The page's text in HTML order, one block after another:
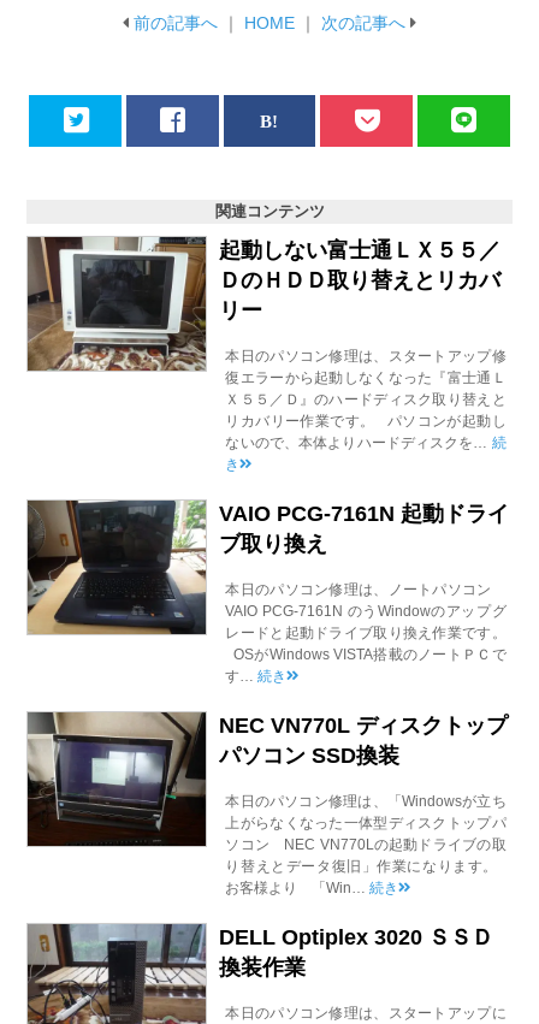
前の記事へ ｜ HOME ｜ 次の記事へ
関連コンテンツ
起動しない富士通ＬＸ５５／
ＤのＨＤＤ取り替えとリカバ
リー
本日のパソコン修理は、スタートアップ修
復エラーから起動しなくなった『富士通Ｌ
Ｘ５５／Ｄ』のハードディスク取り替えと
リカバリー作業です。 パソコンが起動し
ないので、本体よりハードディスクを… 続
き
VAIO PCG-7161N 起動ドライ
ブ取り換え
本日のパソコン修理は、ノートパソコン
VAIO PCG-7161N のうWindowのアップグ
レードと起動ドライブ取り換え作業です。
OSがWindows VISTA搭載のノートＰＣで
す…続き
NEC VN770L ディスクトップ
パソコン SSD換装
本日のパソコン修理は、「Windowsが立ち
上がらなくなった一体型ディスクトップパ
ソコン NEC VN770Lの起動ドライブの取
り替えとデータ復旧」作業になります。
お客様より 「Win…続き
DELL Optiplex 3020 ＳＳＤ
換装作業
本日のパソコン修理は、スタートアップに